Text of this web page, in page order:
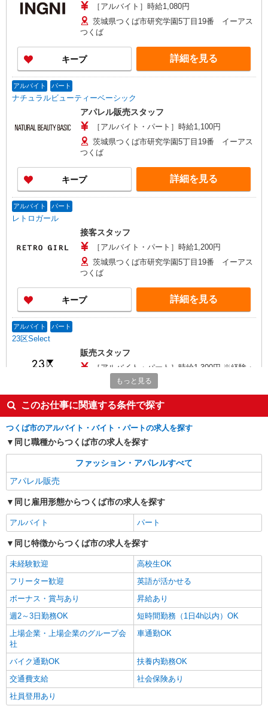
［アルバイト］時給1,080円
茨城県つくば市研究学園5丁目19番 イーアス
つくば
キープ 詳細を見る
アルバイト パート
ナチュラルビューティーベーシック
アパレル販売スタッフ
［アルバイト・パート］時給1,100円
茨城県つくば市研究学園5丁目19番 イーアス
つくば
キープ 詳細を見る
アルバイト パート
レトロガール
接客スタッフ
［アルバイト・パート］時給1,200円
茨城県つくば市研究学園5丁目19番 イーアス
つくば
キープ 詳細を見る
アルバイト パート
23区Select
販売スタッフ
［アルバイト・パート］時給1,300円 ※経験・
能力により優遇します
茨城県つくば市研究学園5丁目19番 イーアス
つくば
キープ 詳細を見る
スーツセレクト
［アルバイト・パート］時給1,230円 ［契約社
員］月給208,000円
茨城県つくば市研究学園5丁目19番 イーアス
詳細を見る
アルバイト パート
ムラサキスポーツ
［アルバイト・パート］時給1,150円〜 ※経
茨城県つくば市研究学園5丁目19番 イーアス
もっと見る
このお仕事に関連する条件で探す
つくば市のアルバイト・バイト・パートの求人を探す
同じ職種からつくば市の求人を探す
ファッション・アパレルすべて
アパレル販売
同じ雇用形態からつくば市の求人を探す
アルバイト パート
同じ特徴からつくば市の求人を探す
未経験歓迎
高校生OK
フリーター歓迎
英語が活かせる
ボーナス・賞与あり
昇給あり
週2～3日勤務OK
短時間勤務（1日4h以内）OK
上場企業・上場企業のグループ会
社
車通勤OK
バイク通勤OK
扶養内勤務OK
交通費支給
社会保険あり
社員登用あり